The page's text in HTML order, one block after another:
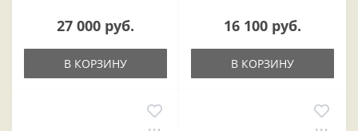
27 000 руб.
В КОРЗИНУ
16 100 руб.
В КОРЗИНУ